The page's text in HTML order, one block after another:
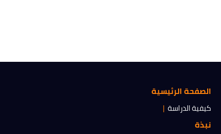
الصفحة الرئيسية
كيفية الدراسة
نبذة